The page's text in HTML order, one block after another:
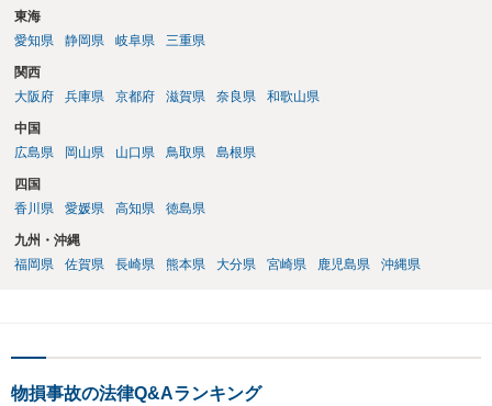
東海
愛知県
静岡県 岐阜県 三重県
関西
大阪府
兵庫県 京都府 滋賀県 奈良県 和歌山県
中国
広島県
岡山県 山口県 鳥取県 島根県
四国
香川県
愛媛県 高知県 徳島県
九州・沖縄
福岡県
佐賀県 長崎県 熊本県 大分県 宮崎県 鹿児島県 沖縄県
物損事故の法律Q&Aランキング